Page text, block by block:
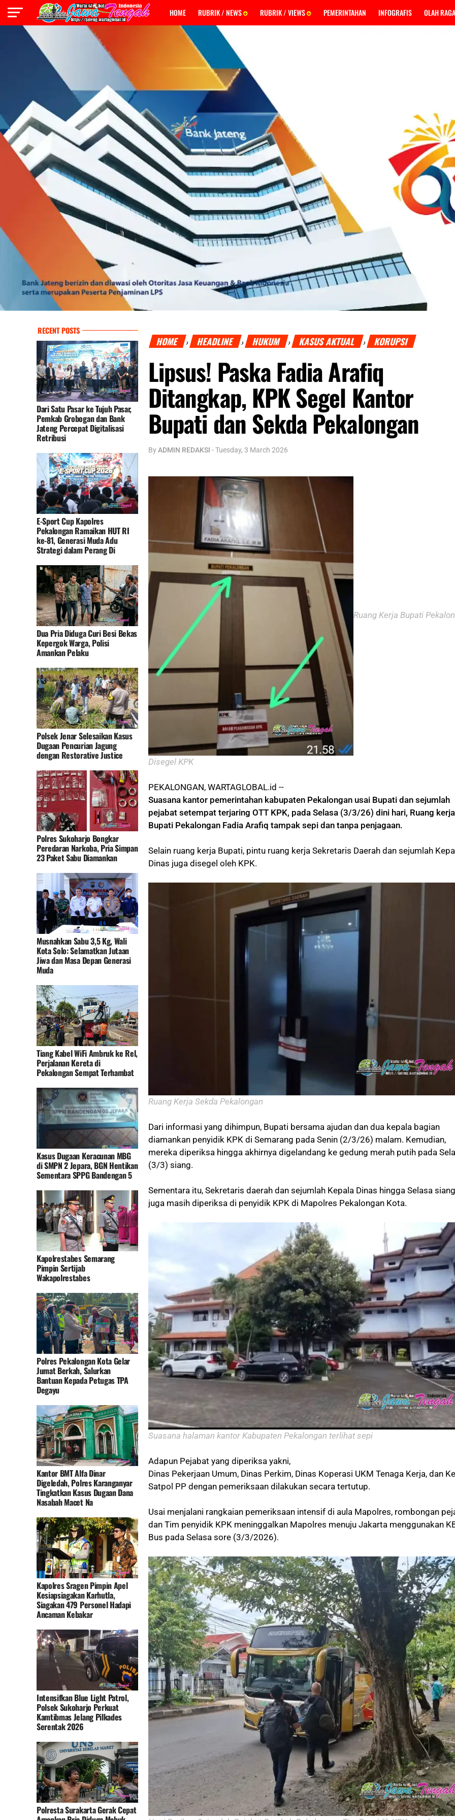
HOME RUBRIK / NEWS RUBRIK / VIEWS PEMERINTAHAN INFOGRAFIS OLAH RAGA
RECENT POSTS
Dari Satu Pasar ke Tujuh Pasar,
Pemkab Grobogan dan Bank
Jateng Percepat Digitalisasi
Retribusi
E-Sport Cup Kapolres
Pekalongan Ramaikan HUT RI
ke-81, Generasi Muda Adu
Strategi dalam Perang Di
Dua Pria Diduga Curi Besi Bekas
Kepergok Warga, Polisi
Amankan Pelaku
Polsek Jenar Selesaikan Kasus
Dugaan Pencurian Jagung
dengan Restorative Justice
Polres Sukoharjo Bongkar
Peredaran Narkoba, Pria Simpan
23 Paket Sabu Diamankan
Musnahkan Sabu 3,5 Kg, Wali
Kota Solo: Selamatkan Jutaan
Jiwa dan Masa Depan Generasi
Muda
Tiang Kabel WiFi Ambruk ke Rel,
Perjalanan Kereta di
Pekalongan Sempat Terhambat
Kasus Dugaan Keracunan MBG
di SMPN 2 Jepara, BGN Hentikan
Sementara SPPG Bandengan 5
Kapolrestabes Semarang
Pimpin Sertijab
Wakapolrestabes
Polres Pekalongan Kota Gelar
Jumat Berkah, Salurkan
Bantuan Kepada Petugas TPA
Degayu
Kantor BMT Alfa Dinar
Digeledah, Polres Karanganyar
Tingkatkan Kasus Dugaan Dana
Nasabah Macet Na
Kapolres Sragen Pimpin Apel
Kesiapsiagakan Karhutla,
Siagakan 479 Personel Hadapi
Ancaman Kebakar
Intensifkan Blue Light Patrol,
Polsek Sukoharjo Perkuat
Kamtibmas Jelang Pilkades
Serentak 2026
Polresta Surakarta Gerak Cepat
HOME › HEADLINE › HUKUM › KASUS AKTUAL › KORUPSI
Lipsus! Paska Fadia Arafiq
Ditangkap, KPK Segel Kantor
Bupati dan Sekda Pekalongan
ByADMIN REDAKSI -Tuesday, 3 March 2026
Ruang Kerja Bupati
Disegel KPK
PEKALONGAN, WARTAGLOBAL.id --
Suasana kantor pemerintahan kabupaten Pekalongan usai Bupati dan sejumlah
pejabat setempat terjaring OTT KPK, pada Selasa (3/3/26) dini hari, Ruang kerja
Bupati Pekalongan Fadia Arafiq tampak sepi dan tanpa penjagaan.
Selain ruang kerja Bupati, pintu ruang kerja Sekretaris Daerah dan sejumlah
Dinas juga disegel oleh KPK.
Ruang Kerja Sekda Pekalongan
Dari informasi yang dihimpun, Bupati bersama ajudan dan dua kepala bagian
diamankan penyidik KPK di Semarang pada Senin (2/3/26) malam. Kemudian,
mereka diperiksa hingga akhirnya digelandang ke gedung merah putih pada
(3/3) siang.
Sementara itu, Sekretaris daerah dan sejumlah Kepala Dinas hingga Selasa siang
juga masih diperiksa di penyidik KPK di Mapolres Pekalongan Kota.
Suasana halaman kantor Kabupaten Pekalongan terlihat sepi
Adapun Pejabat yang diperiksa yakni,
Dinas Pekerjaan Umum, Dinas Perkim, Dinas Koperasi UKM Tenaga Kerja, dan
Satpol PP dengan pemeriksaan dilakukan secara tertutup.
Usai menjalani rangkaian pemeriksaan intensif di aula Mapolres, rombongan
dan Tim penyidik KPK meninggalkan Mapolres menuju Jakarta menggunakan
Bus pada Selasa sore (3/3/2026).